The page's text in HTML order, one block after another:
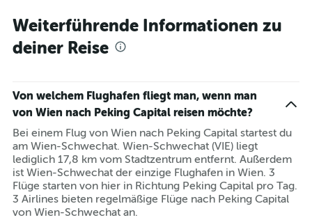
Weiterführende Informationen zu
deiner Reise
Von welchem Flughafen fliegt man, wenn man
von Wien nach Peking Capital reisen möchte?
Bei einem Flug von Wien nach Peking Capital startest du
am Wien-Schwechat. Wien-Schwechat (VIE) liegt
lediglich 17,8 km vom Stadtzentrum entfernt. Außerdem
ist Wien-Schwechat der einzige Flughafen in Wien. 3
Flüge starten von hier in Richtung Peking Capital pro Tag.
3 Airlines bieten regelmäßige Flüge nach Peking Capital
von Wien-Schwechat an.